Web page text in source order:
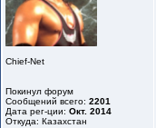
Chief-Net
Покинул форум
Сообщений всего: 2201
Дата рег-ции: Окт. 2014
Откуда: Казахстан